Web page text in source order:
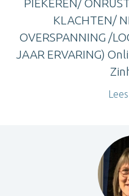
PIEKEREN/
KLACHTEN/
OVERSPANNING /
JAAR ERVARING)